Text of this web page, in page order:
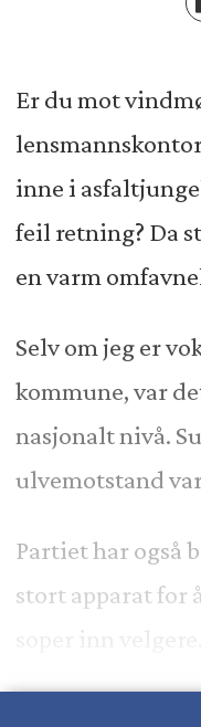
Er du mot
inne i
feil retning? Da
en varm
Selv om jeg er
kommune, var
nasjonalt nivå.
ulvemotstand
Partiet har også
stort apparat for